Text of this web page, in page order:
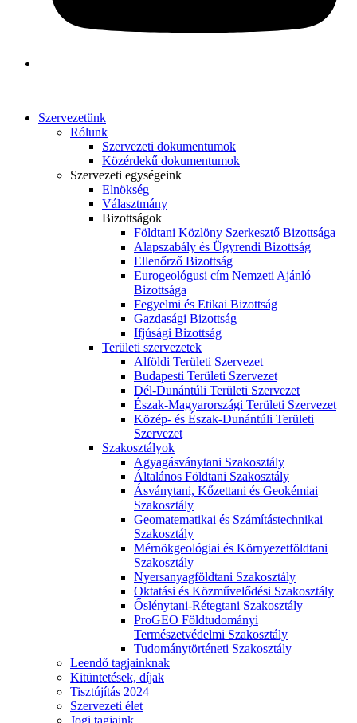
Szervezetünk
Rólunk
Szervezeti dokumentumok
Közérdekű dokumentumok
Szervezeti egységeink
Elnökség
Választmány
Bizottságok
Földtani Közlöny Szerkesztő Bizottsága
Alapszabály és Ügyrendi Bizottság
Ellenőrző Bizottság
Eurogeológusi cím Nemzeti Ajánló
Bizottsága
Fegyelmi és Etikai Bizottság
Gazdasági Bizottság
Ifjúsági Bizottság
Területi szervezetek
Alföldi Területi Szervezet
Budapesti Területi Szervezet
Dél-Dunántúli Területi Szervezet
Észak-Magyarországi Területi Szervezet
Közép- és Észak-Dunántúli Területi
Szervezet
Szakosztályok
Agyagásványtani Szakosztály
Általános Földtani Szakosztály
Ásványtani, Kőzettani és Geokémiai
Szakosztály
Geomatematikai és Számítástechnikai
Szakosztály
Mérnökgeológiai és Környezetföldtani
Szakosztály
Nyersanyagföldtani Szakosztály
Oktatási és Közművelődési Szakosztály
Őslénytani-Rétegtani Szakosztály
ProGEO Földtudományi
Természetvédelmi Szakosztály
Tudománytörténeti Szakosztály
Leendő tagjainknak
Kitüntetések, díjak
Tisztújítás 2024
Szervezeti élet
Jogi tagjaink